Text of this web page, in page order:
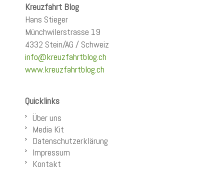
Kreuzfahrt Blog
Hans Stieger
Münchwilerstrasse 19
4332 Stein/AG / Schweiz
info@kreuzfahrtblog.ch
www.kreuzfahrtblog.ch
Quicklinks
Über uns
Media Kit
Datenschutzerklärung
Impressum
Kontakt